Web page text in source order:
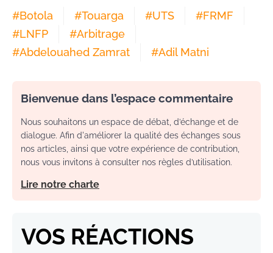
#Botola #Touarga #UTS #FRMF
#LNFP #Arbitrage
#Abdelouahed Zamrat #Adil Matni
Bienvenue dans l’espace commentaire
Nous souhaitons un espace de débat, d’échange et de
dialogue. Afin d'améliorer la qualité des échanges sous
nos articles, ainsi que votre expérience de contribution,
nous vous invitons à consulter nos règles d’utilisation.
Lire notre charte
VOS RÉACTIONS